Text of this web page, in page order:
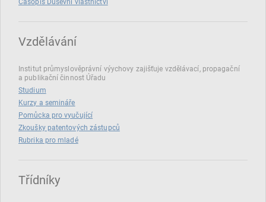
Vzdělávání
Institut průmyslověprávní výychovy zajišťuje vzdělávací, propagační
a publikační činnost Úřadu
Studium
Kurzy a semináře
Pomůcka pro vyučující
Zkoušky patentových zástupců
Rubrika pro mladé
Třídníky